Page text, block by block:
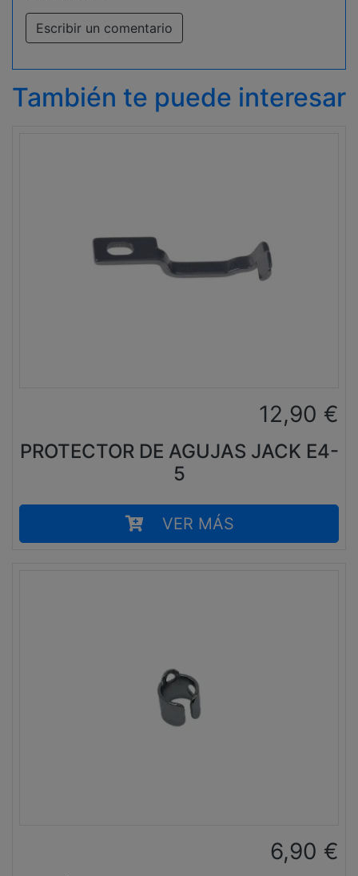
Escribir un comentario
También te puede interesar
12,90 €
PROTECTOR DE AGUJAS JACK E4-
5
VER MÁS
6,90 €